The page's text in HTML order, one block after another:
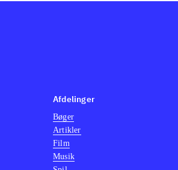
Afdelinger
Bøger
Artikler
Film
Musik